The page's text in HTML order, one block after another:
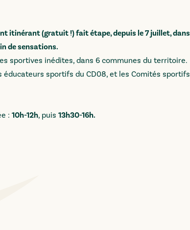
itinérant (gratuit !) fait étape, depuis le 7 juillet, dans
de sensations.
sportives inédites, dans 6 communes du territoire.
sportifs du CD08, et les Comités sportifs
: 10h-12h, puis 13h30-16h.